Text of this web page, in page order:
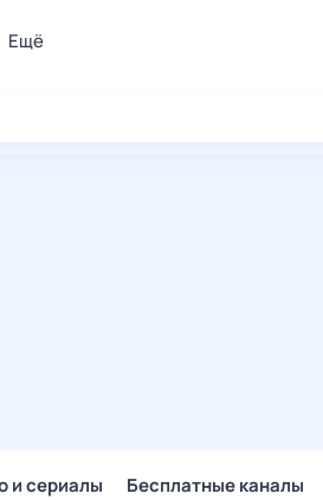
Ещё
и сериалы Бесплатные каналы